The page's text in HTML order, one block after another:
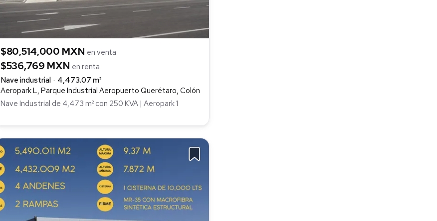
$80,514,000 MXN en venta
$536,769 MXN en renta
Nave industrial
4,473.07 m²
Aeropark L, Parque Industrial Aeropuerto Querétaro, Colón
Nave Industrial de 4,473 m² con 250 KVA | Aeropark 1